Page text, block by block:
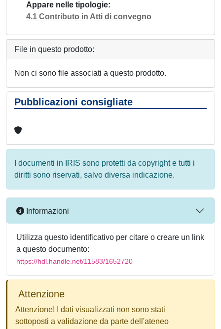
Appare nelle tipologie
4.1 Contributo in Atti di convegno
File in questo prodotto:
Non ci sono file associati a questo prodotto.
Pubblicazioni consigliate
I documenti in IRIS sono protetti da copyright e tutti i
diritti sono riservati, salvo diversa indicazione.
Informazioni
Utilizza questo identificativo per citare o creare un link
a questo documento:
https://hdl.handle.net/11583/1652720
Attenzione
Attenzione! I dati visualizzati non sono stati
sottoposti a validazione da parte dell'ateneo